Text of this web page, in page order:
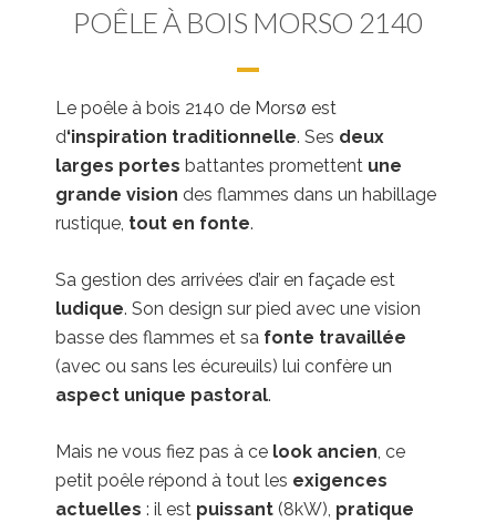
POÊLE À BOIS MORSO 2140
Le poêle à bois 2140 de Morsø est
d‘inspiration traditionnelle. Ses deux
larges portes battantes promettent une
grande vision des flammes dans un habillage
rustique, tout en fonte.
Sa gestion des arrivées d’air en façade est
ludique. Son design sur pied avec une vision
basse des flammes et sa fonte travaillée
(avec ou sans les écureuils) lui confère un
aspect unique pastoral.
Mais ne vous fiez pas à ce look ancien , ce
petit poêle répond à tout les exigences
actuelles : il est puissant (8kW), pratique